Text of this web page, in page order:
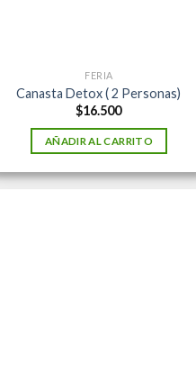
FERIA
Canasta Detox ( 2 Personas)
$16.500
AÑADIR AL CARRITO